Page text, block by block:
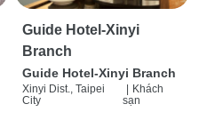
Guide Hotel-Xinyi
Branch
Guide Hotel-Xinyi Branch
Xinyi Dist., Taipei
City
Khách
sạn